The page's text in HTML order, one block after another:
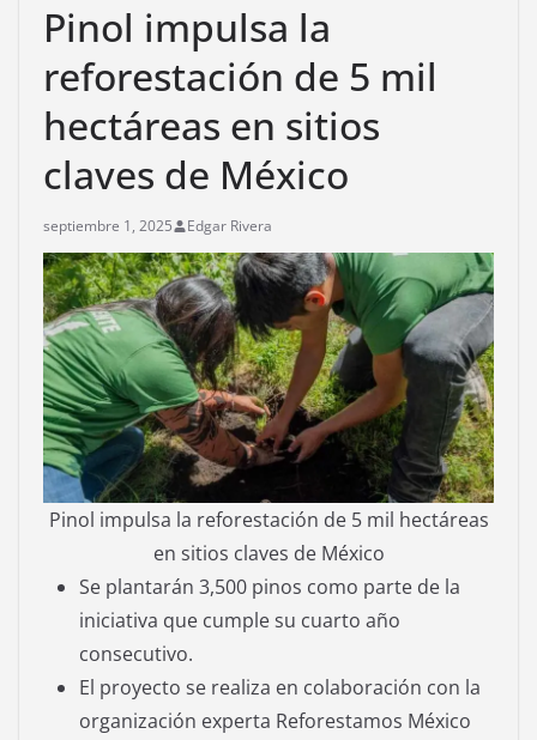
Pinol impulsa la
reforestación de 5 mil
hectáreas en sitios
claves de México
septiembre 1, 2025 Edgar Rivera
Pinol impulsa la reforestación de 5 mil hectáreas
en sitios claves de México
Se plantarán 3,500 pinos como parte de la
iniciativa que cumple su cuarto año
consecutivo.
El proyecto se realiza en colaboración con la
organización experta Reforestamos México